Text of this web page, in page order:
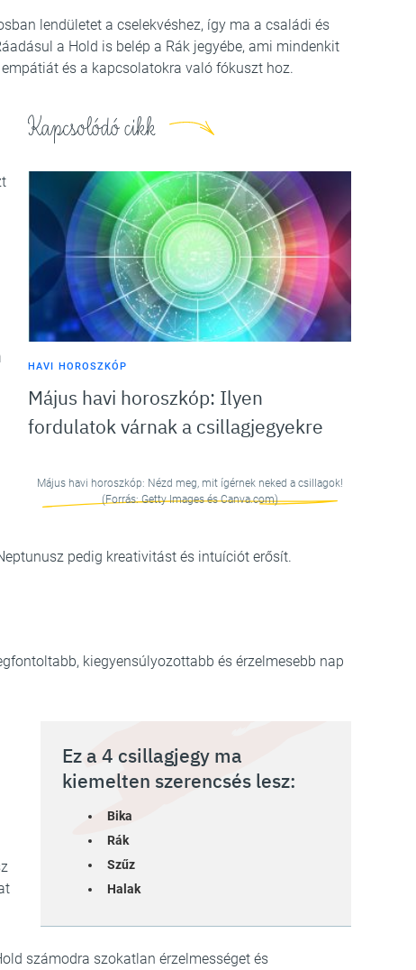
lendületet a cselekvéshez, így ma a családi és
a Hold is belép a Rák jegyébe, ami mindenkit
és a kapcsolatokra való fókuszt hoz.
Kapcsolódó cikk
HAVI HOROSZKÓP
Május havi horoszkóp: Ilyen
fordulatok várnak a csillagjegyekre
Május havi horoszkóp: Nézd meg, mit ígérnek neked a csillagok!
(Forrás: Getty Images és Canva.com)
pedig kreativitást és intuíciót erősít.
kiegyensúlyozottabb és érzelmesebb nap
Ez a 4 csillagjegy ma
kiemelten szerencsés lesz:
Bika
Rák
Szűz
Halak
számodra szokatlan érzelmességet és